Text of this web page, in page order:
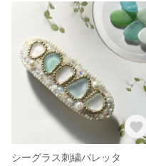
シーグラス刺繍バレッタ